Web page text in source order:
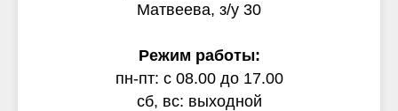
Матвеева, з/у 30
Режим работы:
пн-пт: с 08.00 до 17.00
сб, вс: выходной